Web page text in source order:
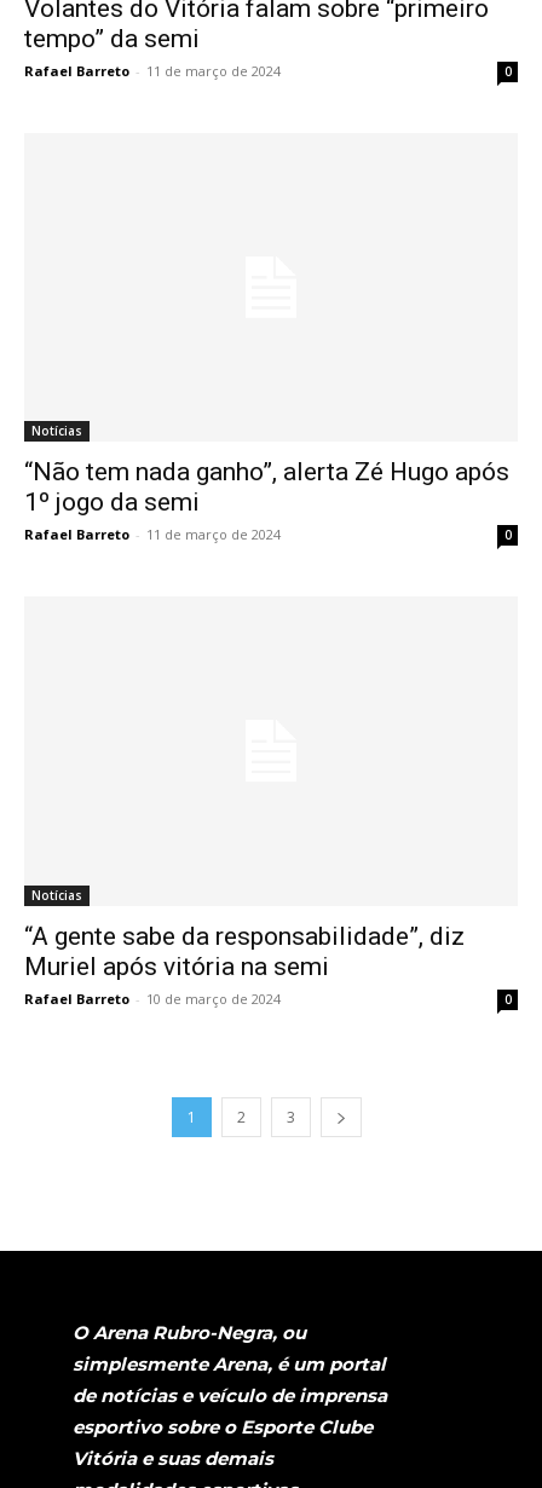
Volantes do Vitória falam sobre “primeiro
tempo” da semi
Rafael Barreto - 11 de março de 2024 0
Notícias
“Não tem nada ganho”, alerta Zé Hugo após
1º jogo da semi
Rafael Barreto - 11 de março de 2024 0
Notícias
“A gente sabe da responsabilidade”, diz
Muriel após vitória na semi
Rafael Barreto - 10 de março de 2024 0
1 2 3
O Arena Rubro-Negra, ou
simplesmente Arena, é um portal
de notícias e veículo de imprensa
esportivo sobre o Esporte Clube
Vitória e suas demais